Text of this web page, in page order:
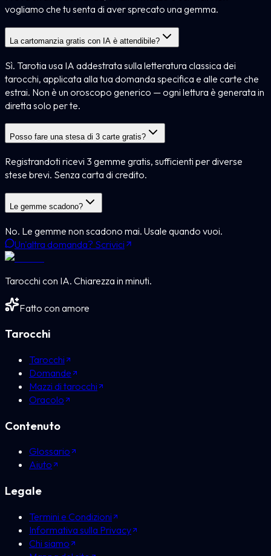
vogliamo che tu senta di aver sprecato una gemma.
La cartomanzia gratis con IA è attendibile?
Sì. Tarotia usa IA addestrata sulla letteratura classica dei
tarocchi, applicata alla tua domanda specifica e alle carte che
estrai. Non è un oroscopo generico — ogni lettura è generata in
diretta solo per te.
Posso fare una stesa di 3 carte gratis?
Registrandoti ricevi 3 gemme gratis, sufficienti per diverse
stese brevi. Senza carta di credito.
Le gemme scadono?
No. Le gemme non scadono mai. Usale quando vuoi.
Un'altra domanda? Scrivici
Tarocchi con IA. Chiarezza in minuti.
Fatto con amore
Tarocchi
Tarocchi
Domande
Mazzi di tarocchi
Oracolo
Contenuto
Glossario
Aiuto
Legale
Termini e Condizioni
Informativa sulla Privacy
Chi siamo